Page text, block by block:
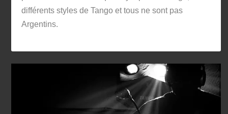
différents styles de Tango et tous ne sont pas
Argentins.